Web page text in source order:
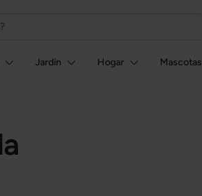
Jardín Hogar Mascotas